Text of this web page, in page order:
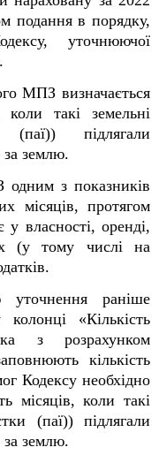
подання в порядку,
уточнюючої
МПЗ визначається
коли такі земельні
підлягали
землю.
одним з показників
місяців, протягом
у власності, оренді,
(у тому числі на
раніше
«Кількість
з розрахунком
кількість
Кодексу необхідно
місяців, коли такі
(паї)) підлягали
землю.